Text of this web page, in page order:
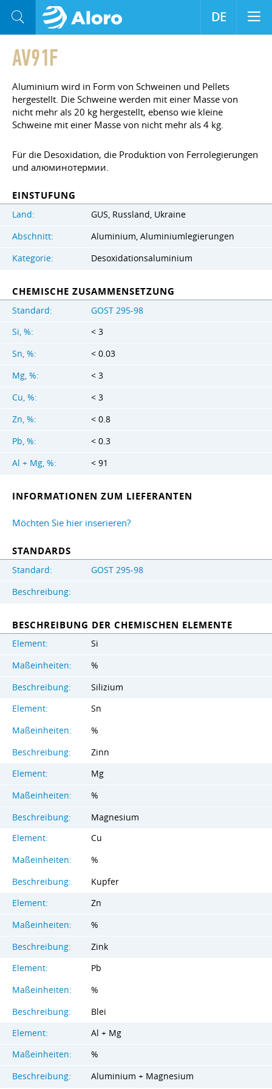
AV91F
Aluminium wird in Form von Schweinen und Pellets
hergestellt. Die Schweine werden mit einer Masse von
nicht mehr als 20 kg hergestellt, ebenso wie kleine
Schweine mit einer Masse von nicht mehr als 4 kg.
Für die Desoxidation, die Produktion von Ferrolegierungen
und алюминотермии.
EINSTUFUNG
Land:
GUS, Russland, Ukraine
Abschnitt:
Aluminium, Aluminiumlegierungen
Kategorie:
Desoxidationsaluminium
CHEMISCHE ZUSAMMENSETZUNG
Standard:
GOST 295-98
Si, %:
< 3
Sn, %:
< 0.03
Mg, %:
< 3
Cu, %:
< 3
Zn, %:
< 0.8
Pb, %:
< 0.3
Al + Mg, %:
< 91
INFORMATIONEN ZUM LIEFERANTEN
Möchten Sie hier inserieren?
STANDARDS
Standard:
GOST 295-98
Beschreibung:
BESCHREIBUNG DER CHEMISCHEN ELEMENTE
Element:
Si
Maßeinheiten:
%
Beschreibung:
Silizium
Element:
Sn
Maßeinheiten:
%
Beschreibung:
Zinn
Element:
Mg
Maßeinheiten:
%
Beschreibung:
Magnesium
Element:
Cu
Maßeinheiten:
%
Beschreibung:
Kupfer
Element:
Zn
Maßeinheiten:
%
Beschreibung:
Zink
Element:
Pb
Maßeinheiten:
%
Beschreibung:
Blei
Element:
Al + Mg
Maßeinheiten:
%
Beschreibung:
Aluminium + Magnesium
DE